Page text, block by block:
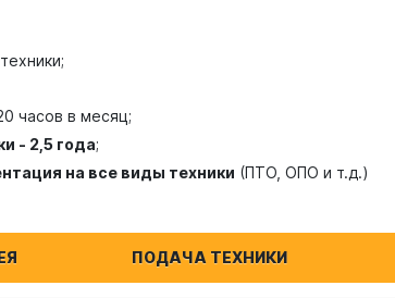
часов в месяц;
- 2,5 года;
на все виды техники (ПТО, ОПО и т.д.)
ПОДАЧА ТЕХНИКИ